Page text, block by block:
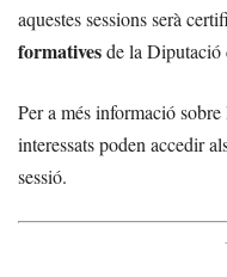
aquestes sessions serà
formativesde la Diputació
Per a més informació
interessats poden accedir
sessió.